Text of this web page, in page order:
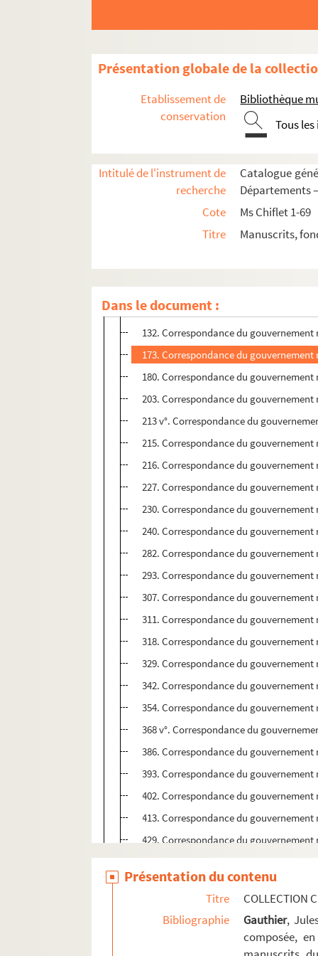
Présentation globale de la
Etablissement de
conservation
Bibliothèque
Tous
Intitulé de l'instrument de
recherche
Catalogue
Départements
Cote
Ms Chiflet 1-69
Titre
Manuscrits,
Dans le document :
Ms Chiflet 19. Chapitres, abbayes et
Ms Chiflet 21. Statistique et
Ms Chiflet 22. Rapports de l'Espagne
Ms Chiflet 23. Documents biographiques
Ms Chiflet 24. Correspondance de Jean-
Ms Chiflet 25. Fonctions remplies par
Ms Chiflet 26. Négociations de Jean-
63. Correspondance du
71. Correspondance du gouvernement
124. Correspondance du
128. Correspondance du
132. Correspondance du
173. Correspondance du
180. Correspondance du
203. Correspondance du
213 v°. Correspondance du
215. Correspondance du
216. Correspondance du
227. Correspondance du
230. Correspondance du
240. Correspondance du
282. Correspondance du
293. Correspondance du
307. Correspondance du
311. Correspondance du
318. Correspondance du
329. Correspondance du
342. Correspondance du
354. Correspondance du
368 v°. Correspondance du
386. Correspondance du
393. Correspondance du
402. Correspondance du
413. Correspondance du
429. Correspondance du
441. Correspondance du
451. Correspondance du
462. Correspondance du
463. Correspondance du
473. Correspondance du
Présentation du contenu
Titre
COLLECTION
Bibliographie
Gauthier,
composée,